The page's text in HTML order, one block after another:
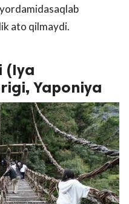
ato qilmaydi.
(Iya
Yaponiya